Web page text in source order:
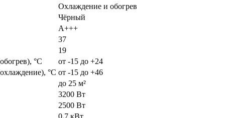
Охлаждение и обогрев
Чёрный
А+++
37
19
°C
от -15 до +24
°C от -15 до +46
до 25 м²
3200 Вт
2500 Вт
0,7 кВт